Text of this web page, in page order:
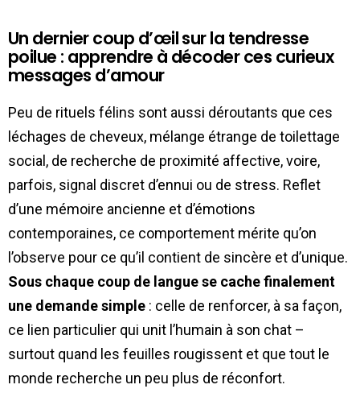
Un dernier coup d’œil sur la tendresse
poilue : apprendre à décoder ces curieux
messages d’amour
Peu de rituels félins sont aussi déroutants que ces
léchages de cheveux, mélange étrange de toilettage
social, de recherche de proximité affective, voire,
parfois, signal discret d’ennui ou de stress. Reflet
d’une mémoire ancienne et d’émotions
contemporaines, ce comportement mérite qu’on
l’observe pour ce qu’il contient de sincère et d’unique.
Sous chaque coup de langue se cache finalement
une demande simple : celle de renforcer, à sa façon,
ce lien particulier qui unit l’humain à son chat –
surtout quand les feuilles rougissent et que tout le
monde recherche un peu plus de réconfort.